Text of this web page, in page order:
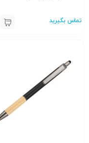
تماس بگیرید